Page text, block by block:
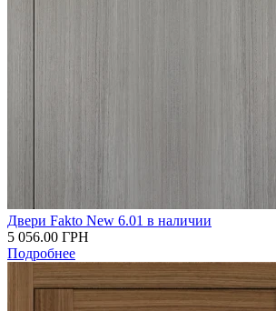
Двери Fakto New 6.01 в наличии
5 056.00 ГРН
Подробнее